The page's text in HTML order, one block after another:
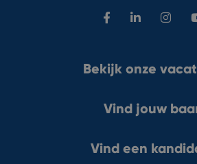
Bekijk onze
Vind jouw
Vind een